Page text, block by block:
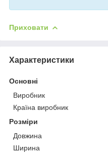
Приховати
Характеристики
Основні
Виробник
Країна виробник
Розміри
Довжина
Ширина